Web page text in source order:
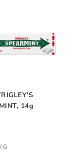
14g